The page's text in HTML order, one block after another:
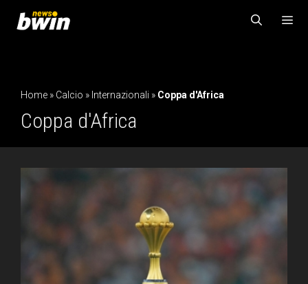
contenuto
Home » Calcio » Internazionali » Coppa d'Africa
Coppa d'Africa